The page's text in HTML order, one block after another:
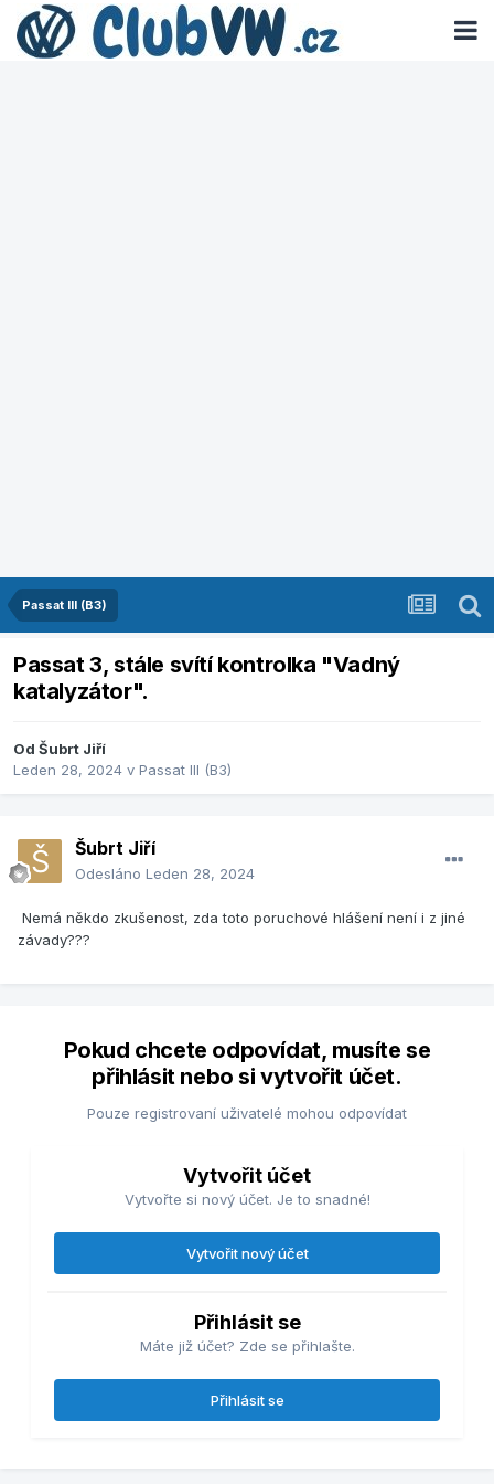
Passat III (B3)
Passat 3, stále svítí kontrolka "Vadný
katalyzátor".
Od Šubrt Jiří
Leden 28, 2024 v Passat III (B3)
Šubrt Jiří
Odesláno Leden 28, 2024
Nemá někdo zkušenost, zda toto poruchové hlášení není i z jiné
závady???
Pokud chcete odpovídat, musíte se
přihlásit nebo si vytvořit účet.
Pouze registrovaní uživatelé mohou odpovídat
Vytvořit účet
Vytvořte si nový účet. Je to snadné!
Vytvořit nový účet
Přihlásit se
Máte již účet? Zde se přihlašte.
Přihlásit se